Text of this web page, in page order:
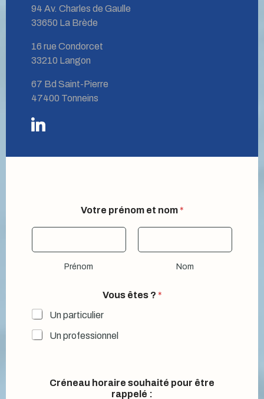
94 Av. Charles de Gaulle
33650 La Brède
16 rue Condorcet
33210 Langon
67 Bd Saint-Pierre
47400 Tonneins
Votre prénom et nom *
Prénom Nom
t
e
Vous êtes ? *
Un particulier
Un professionnel
Créneau horaire souhaité pour être
rappelé :